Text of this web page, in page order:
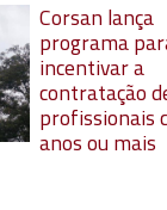
Corsan lança
programa
incentivar a
contratação
profissionais
anos ou mais